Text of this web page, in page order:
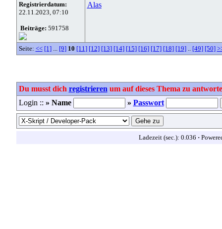
Registrierdatum:
22.11.2023, 07:10
Beiträge: 591758
Alas
Seite: << [1]... [9] 10 [11] [12] [13] [14] [15] [16] [17] [18] [19].. [49] [50]
Du musst dich registrieren um auf dieses Thema zu
Login :: » Name » Passwort
Ladezeit (sec.): 0.036 ·